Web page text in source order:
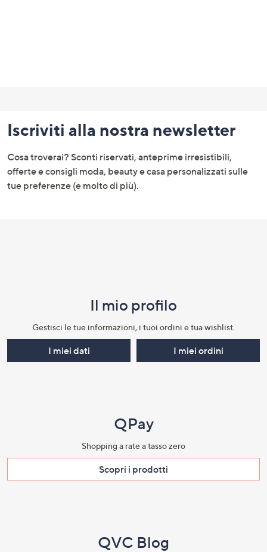
menu
e
informazioni
Iscriviti alla nostra newsletter
Cosa troverai? Sconti riservati, anteprime irresistibili,
offerte e consigli moda, beauty e casa personalizzati sulle
tue preferenze (e molto di più).
Il mio profilo​
Gestisci le tue informazioni, i tuoi ordini e tua wishlist.​
I miei dati I miei ordini
QPay
Shopping a rate a tasso zero​
Scopri i prodotti​
QVC Blog